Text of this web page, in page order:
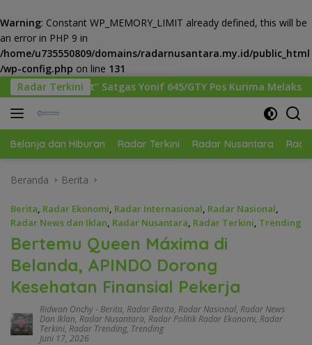
Warning: Constant WP_MEMORY_LIMIT already defined, this will be
an error in PHP 9 in
/home/u735550809/domains/radarnusantara.my.id/public_html
/wp-config.php on line 131
Langsung
ke
konten
Radar Terkini
Yonif 645/GTY Pos Kurima Melaksanakan Pelayanan
Belanja dan Hiburan Radar Terkini Radar Nusantara
Beranda Berita
Berita, Radar Ekonomi, Radar Internasional, Radar Nasional,
Radar News dan Iklan, Radar Nusantara, Radar Terkini, Trending
Bertemu Queen Máxima di
Belanda, APINDO Dorong
Kesehatan Finansial Pekerja
Ridwan Onchy- Berita, Radar Berita, Radar Nasional, Radar News
Dan Iklan, Radar Nusantara, Radar Politik Radar Ekonomi, Radar
Terkini, Radar Trending, Trending
Juni 17, 2026